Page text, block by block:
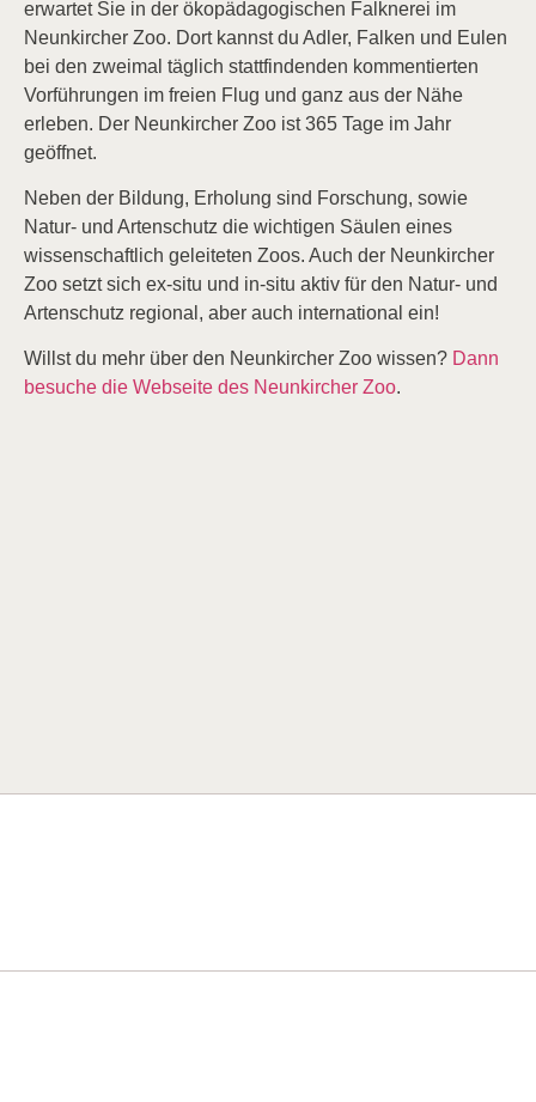
erwartet Sie in der ökopädagogischen Falknerei im
Neunkircher Zoo. Dort kannst du Adler, Falken und Eulen
bei den zweimal täglich stattfindenden kommentierten
Vorführungen im freien Flug und ganz aus der Nähe
erleben. Der Neunkircher Zoo ist 365 Tage im Jahr
geöffnet.
Neben der Bildung, Erholung sind Forschung, sowie
Natur- und Artenschutz die wichtigen Säulen eines
wissenschaftlich geleiteten Zoos. Auch der Neunkircher
Zoo setzt sich ex-situ und in-situ aktiv für den Natur- und
Artenschutz regional, aber auch international ein!
Willst du mehr über den Neunkircher Zoo wissen? Dann
besuche die Webseite des Neunkircher Zoo.